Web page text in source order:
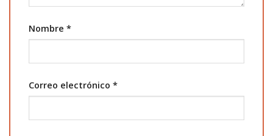
Nombre *
Correo electrónico *